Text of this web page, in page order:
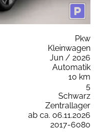
Pkw
Kleinwagen
Jun / 2026
Automatik
10 km
5
Schwarz
Zentrallager
ab ca. 06.11.2026
2017-6080